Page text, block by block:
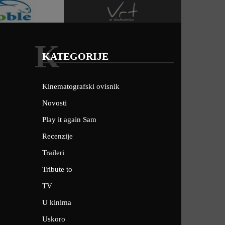
KATEGORIJE
K
Kinematografski ovisnik
Novosti
Play it again Sam
Recenzije
Traileri
Tribute to
TV
U kinima
Uskoro